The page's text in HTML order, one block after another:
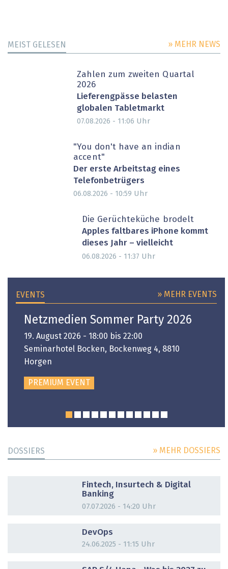
MEIST GELESEN » MEHR NEWS
Zahlen zum zweiten Quartal
2026
Lieferengpässe belasten
globalen Tabletmarkt
07.08.2026 - 11:06 Uhr
"You don't have an indian
accent"
Der erste Arbeitstag eines
Telefonbetrügers
06.08.2026 - 10:59 Uhr
Die Gerüchteküche brodelt
Apples faltbares iPhone kommt
dieses Jahr – vielleicht
06.08.2026 - 11:37 Uhr
EVENTS » MEHR EVENTS
Netzmedien Sommer Party 2026
19. August 2026 - 18:00 bis 22:00
Seminarhotel Bocken, Bockenweg 4, 8810
Horgen
PREMIUM EVENT
DOSSIERS » MEHR DOSSIERS
Fintech, Insurtech & Digital
Banking
07.07.2026 - 14:20 Uhr
DevOps
24.06.2025 - 11:15 Uhr